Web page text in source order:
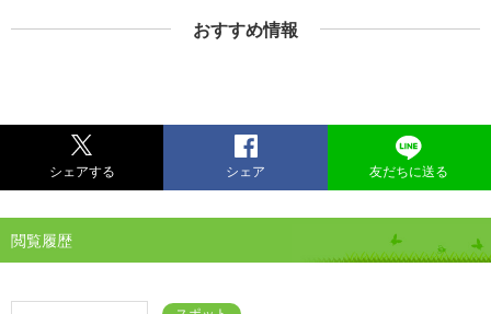
おすすめ情報
シェアする シェア 友だちに送る
閲覧履歴